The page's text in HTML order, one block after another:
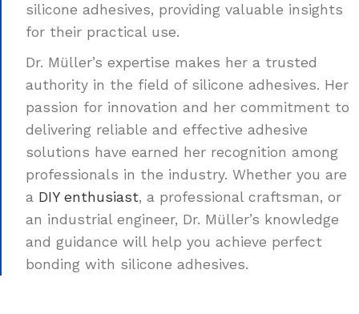
silicone adhesives, providing valuable insights
for their practical use.
Dr. Müller’s expertise makes her a trusted
authority in the field of silicone adhesives. Her
passion for innovation and her commitment to
delivering reliable and effective adhesive
solutions have earned her recognition among
professionals in the industry. Whether you are
a DIY enthusiast, a professional craftsman, or
an industrial engineer, Dr. Müller’s knowledge
and guidance will help you achieve perfect
bonding with silicone adhesives.